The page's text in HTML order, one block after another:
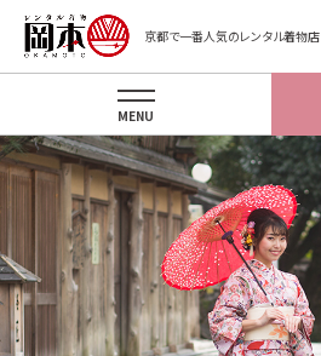
京都で一番人気のレンタル着物店
MENU